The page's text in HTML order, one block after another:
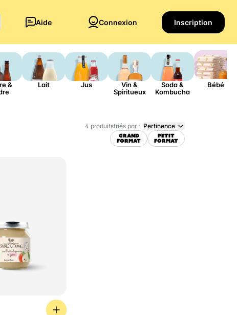
Aide Connexion Inscription
&
Lait Jus
Vin &
Spiritueux
Soda &
Kombucha
Bébé
4 produitstriés par : Pertinence
GRAND
FORMAT
PETIT
FORMAT
et poire dès 4 mois bio